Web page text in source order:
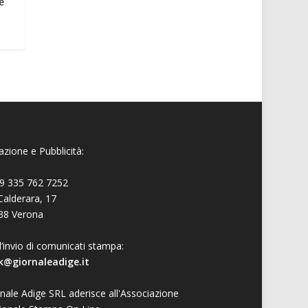
e Pubblicità:
335 762 7252
17
Verona
di comunicati stampa:
Adige SRL aderisce all'Associazione